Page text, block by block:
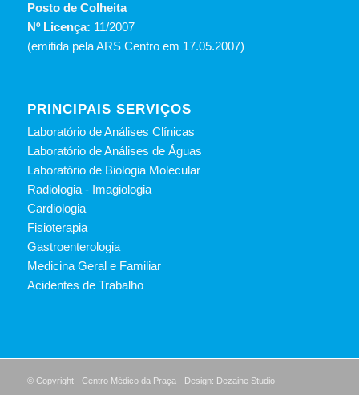
Posto de Colheita
Nº Licença: 11/2007
(emitida pela ARS Centro em 17.05.2007)
PRINCIPAIS SERVIÇOS
Laboratório de Análises Clínicas
Laboratório de Análises de Águas
Laboratório de Biologia Molecular
Radiologia - Imagiologia
Cardiologia
Fisioterapia
Gastroenterologia
Medicina Geral e Familiar
Acidentes de Trabalho
© Copyright - Centro Médico da Praça - Design: Dezaine Studio